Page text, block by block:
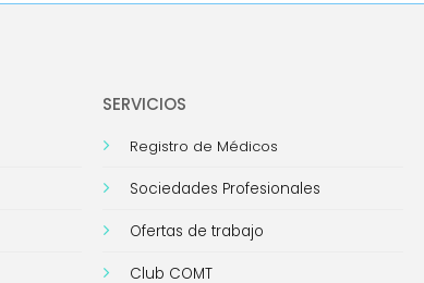
SERVICIOS
Registro de Médicos
Sociedades Profesionales
Ofertas de trabajo
Club COMT